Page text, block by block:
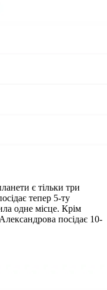
є тільки три
тепер 5-ту
одне місце. Крім
посідає 10-